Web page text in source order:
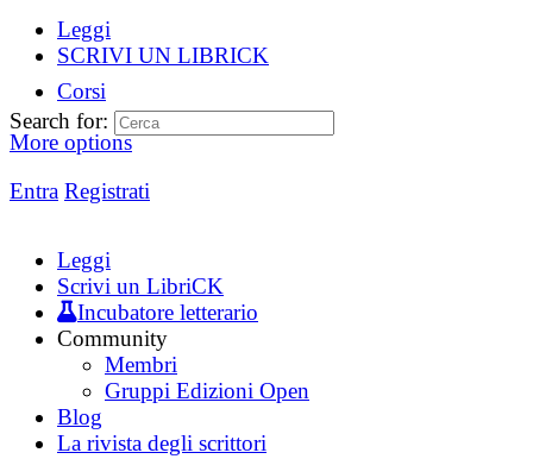
Leggi
SCRIVI UN LIBRICK
Corsi
More options
Entra Registrati
Search for:
Leggi
Scrivi un LibriCK
Incubatore letterario
Community
Membri
Gruppi Edizioni Open
Blog
La rivista degli scrittori